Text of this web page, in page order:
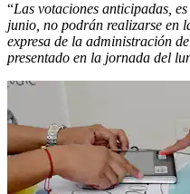
“Las votaciones anticipadas,
junio, no podrán realizarse en
expresa de la administración
presentado en la jornada del